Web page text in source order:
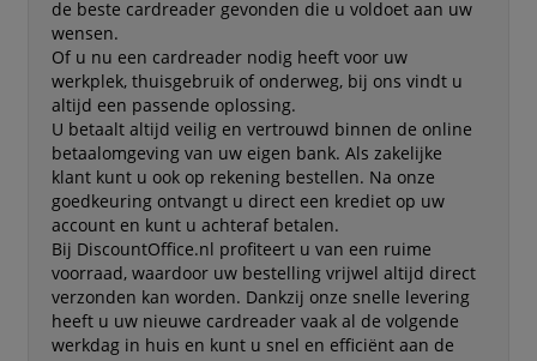
de beste cardreader gevonden die u voldoet aan uw
wensen.
Of u nu een cardreader nodig heeft voor uw
werkplek, thuisgebruik of onderweg, bij ons vindt u
altijd een passende oplossing.
U betaalt altijd veilig en vertrouwd binnen de online
betaalomgeving van uw eigen bank. Als zakelijke
klant kunt u ook op rekening bestellen. Na onze
goedkeuring ontvangt u direct een krediet op uw
account en kunt u achteraf betalen.
Bij DiscountOffice.nl profiteert u van een ruime
voorraad, waardoor uw bestelling vrijwel altijd direct
verzonden kan worden. Dankzij onze snelle levering
heeft u uw nieuwe cardreader vaak al de volgende
werkdag in huis en kunt u snel en efficiënt aan de